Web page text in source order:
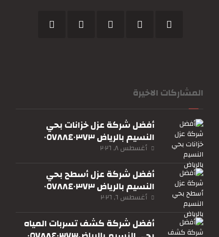
المشاركات الاخيرة
أفضل شركة عزل خزانات بحي
النسيم بالرياض ٠٥٧٨٨٤٠٣٧٣
أغسطس ٨, ٢٠٢٦
أفضل شركة عزل أسطح بحي
النسيم بالرياض ٠٥٧٨٨٤٠٣٧٣
أغسطس ٦, ٢٠٢٦
أفضل شركة كشف تسربات المياه